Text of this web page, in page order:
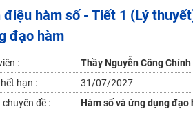
nổi tiếng
luyện thi TN THPT - ĐH ít nhất 25 điểm
toàn bộ khoá học tại Tuyensinh247 (Từ 16-18/07/
13/09/2024
11-15/11)
hàm số - Tiết 1 (Lý
đạo hàm
:
Thầy Nguyễn Công Chính
hạn :
31/07/2027
chuyên đề :
Hàm số và ứng dụng đạo